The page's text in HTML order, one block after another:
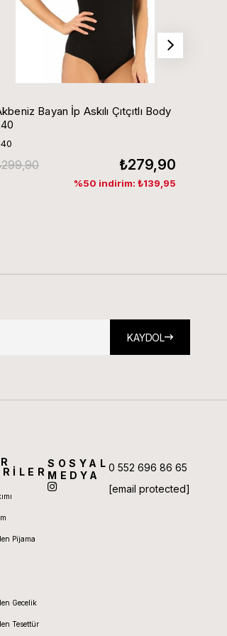
Bayan İp Askılı Çıtçıtlı Body
₺279,90
%50 indirim: ₺139,95
KAYDOL
Pijama
Gecelik
Tesettür
SOSYAL
MEDYA
0 552 696 86 65
[email protected]